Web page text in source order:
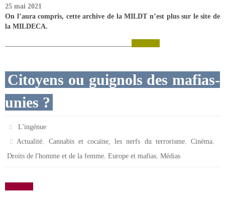
25 mai 2021
On l’aura compris, cette archive de la MILDT n’est plus sur le site de
la MILDECA.
Citoyens ou guignols des mafias-
unies ?
L'ingénue
Actualité, Cannabis et cocaïne, les nerfs du terrorisme,Cinéma,
Droits de l'homme et de la femme, Europe et mafias, Médias